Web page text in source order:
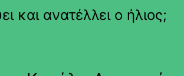
και ανατέλλει ο ήλιος;